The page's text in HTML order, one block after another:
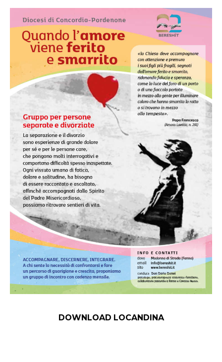
DOWNLOAD LOCANDINA